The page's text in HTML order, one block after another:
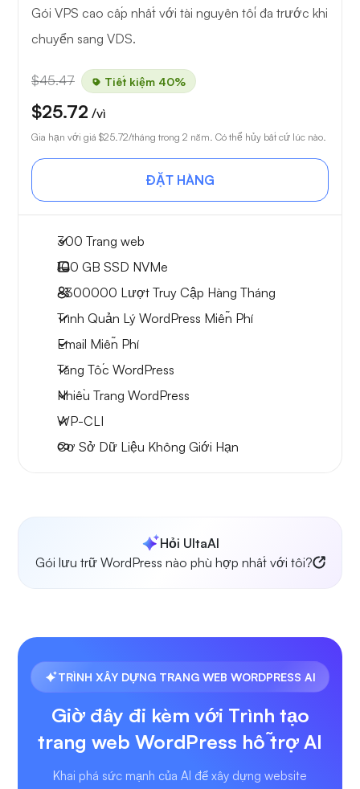
Gói VPS cao cấp nhất với tài nguyên tối đa trước khi
chuyển sang VDS.
$45.47 Tiết kiệm 40%
$25.72 /vì
Gia hạn với giá $25.72/tháng trong 2 năm. Có thể hủy bất cứ lúc nào.
ĐẶT HÀNG
300 Trang web
100 GB SSD NVMe
~300000 Lượt Truy Cập Hàng Tháng
Trình Quản Lý WordPress Miễn Phí
Email Miễn Phí
Tăng Tốc WordPress
Nhiều Trang WordPress
WP-CLI
Cơ Sở Dữ Liệu Không Giới Hạn
Hỏi UltaAI
Gói lưu trữ WordPress nào phù hợp nhất với tôi?
TRÌNH XÂY DỰNG TRANG WEB WORDPRESS AI
Giờ đây đi kèm với Trình tạo
trang web WordPress hỗ trợ AI
Khai phá sức mạnh của AI để xây dựng website